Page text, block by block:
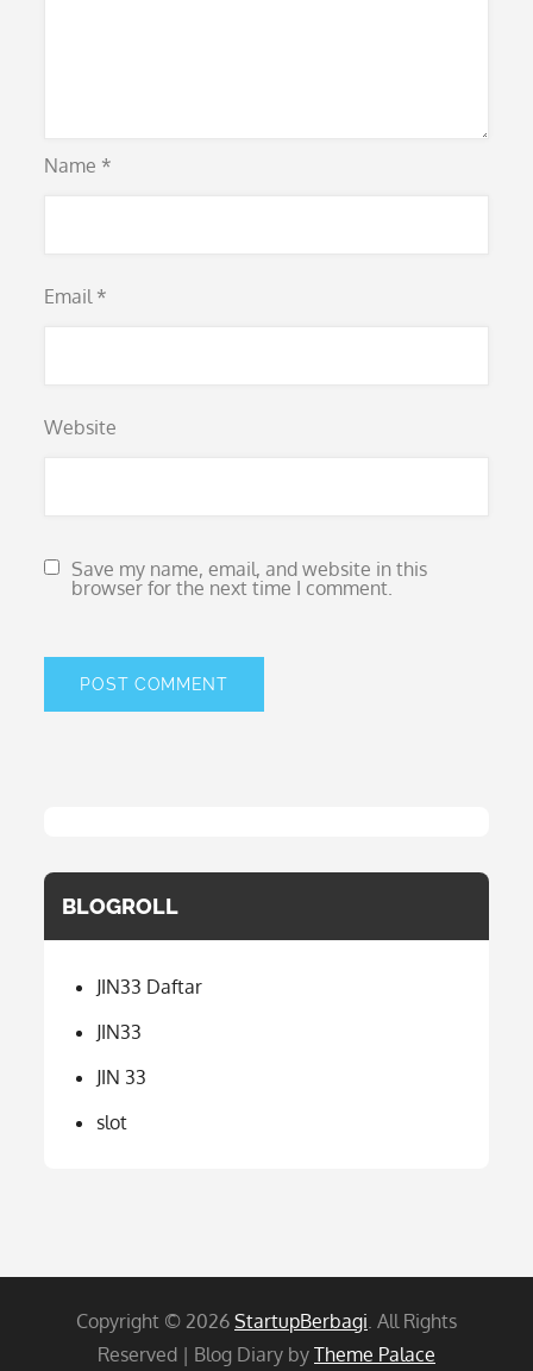
Name *
Email *
Website
Save my name, email, and website in this
browser for the next time I comment.
BLOGROLL
JIN33 Daftar
JIN33
JIN 33
slot
Copyright © 2026 StartupBerbagi. All Rights
Reserved | Blog Diary by Theme Palace